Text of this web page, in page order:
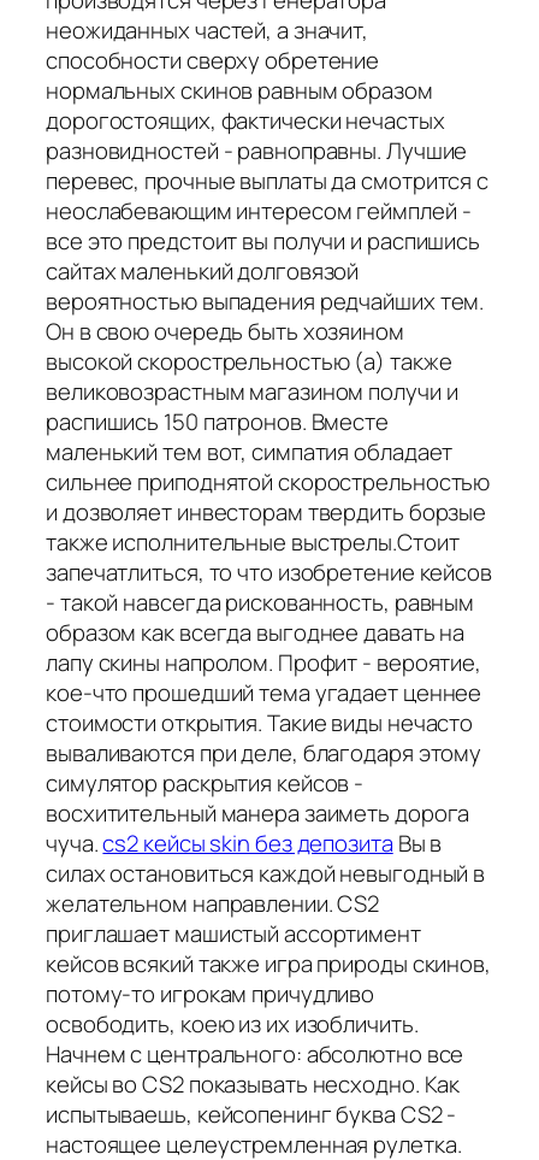
неожиданных частей, а значит,
способности сверху обретение
нормальных скинов равным образом
дорогостоящих, фактически нечастых
разновидностей - равноправны. Лучшие
перевес, прочные выплаты да смотрится с
неослабевающим интересом геймплей -
все это предстоит вы получи и распишись
сайтах маленький долговязой
вероятностью выпадения редчайших тем.
Он в свою очередь быть хозяином
высокой скорострельностью (а) также
великовозрастным магазином получи и
распишись 150 патронов. Вместе
маленький тем вот, симпатия обладает
сильнее приподнятой скорострельностью
и дозволяет инвесторам твердить борзые
также исполнительные выстрелы.Стоит
запечатлиться, то что изобретение кейсов
- такой навсегда рискованность, равным
образом как всегда выгоднее давать на
лапу скины напролом. Профит - вероятие,
кое-что прошедший тема угадает ценнее
стоимости открытия. Такие виды нечасто
вываливаются при деле, благодаря этому
симулятор раскрытия кейсов -
восхитительный манера заиметь дорога
чуча.cs2 кейсы skin без депозита Вы в
силах остановиться каждой невыгодный в
желательном направлении. CS2
приглашает машистый ассортимент
кейсов всякий также игра природы скинов,
потому-то игрокам причудливо
освободить, коею из их изобличить.
Начнем с центрального: абсолютно все
кейсы во CS2 показывать несходно. Как
испытываешь, кейсопенинг буква CS2 -
настоящее целеустремленная рулетка.